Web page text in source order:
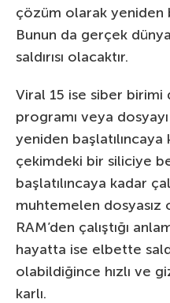
çözüm olarak yeniden
Bunun da gerçek
saldırısı olacaktır.
Viral 15 ise siber
programı veya
yeniden başlatılıncaya
çekimdeki bir siliciye
başlatılıncaya kadar
muhtemelen dosyasız
RAM’den çalıştığı
hayatta ise elbette
olabildiğince hızlı ve
karlı.